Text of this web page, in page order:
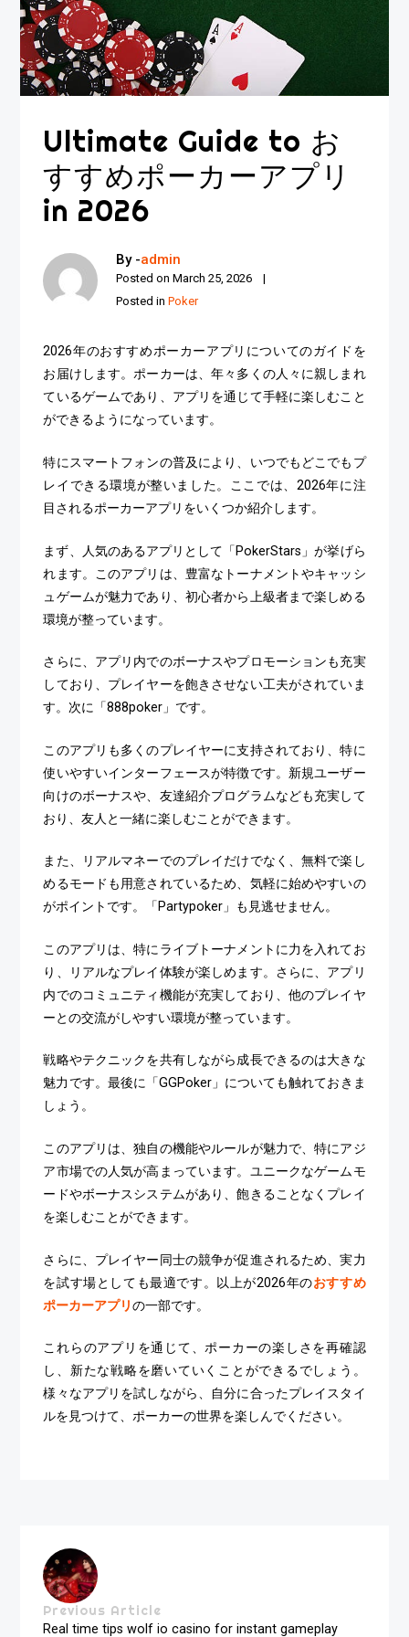
Ultimate Guide to お
すすめポーカーアプリ
in 2026
By -admin
Posted onMarch 25, 2026
Posted inPoker
2026年のおすすめポーカーアプリについてのガイドを
お届けします。ポーカーは、年々多くの人々に親しまれ
ているゲームであり、アプリを通じて手軽に楽しむこと
ができるようになっています。
特にスマートフォンの普及により、いつでもどこでもプ
レイできる環境が整いました。ここでは、2026年に注
目されるポーカーアプリをいくつか紹介します。
まず、人気のあるアプリとして「PokerStars」が挙げら
れます。このアプリは、豊富なトーナメントやキャッシ
ュゲームが魅力であり、初心者から上級者まで楽しめる
環境が整っています。
さらに、アプリ内でのボーナスやプロモーションも充実
しており、プレイヤーを飽きさせない工夫がされていま
す。次に「888poker」です。
このアプリも多くのプレイヤーに支持されており、特に
使いやすいインターフェースが特徴です。新規ユーザー
向けのボーナスや、友達紹介プログラムなども充実して
おり、友人と一緒に楽しむことができます。
また、リアルマネーでのプレイだけでなく、無料で楽し
めるモードも用意されているため、気軽に始めやすいの
がポイントです。「Partypoker」も見逃せません。
このアプリは、特にライブトーナメントに力を入れてお
り、リアルなプレイ体験が楽しめます。さらに、アプリ
内でのコミュニティ機能が充実しており、他のプレイヤ
ーとの交流がしやすい環境が整っています。
戦略やテクニックを共有しながら成長できるのは大きな
魅力です。最後に「GGPoker」についても触れておきま
しょう。
このアプリは、独自の機能やルールが魅力で、特にアジ
ア市場での人気が高まっています。ユニークなゲームモ
ードやボーナスシステムがあり、飽きることなくプレイ
を楽しむことができます。
さらに、プレイヤー同士の競争が促進されるため、実力
を試す場としても最適です。以上が2026年のおすすめ
ポーカーアプリの一部です。
これらのアプリを通じて、ポーカーの楽しさを再確認
し、新たな戦略を磨いていくことができるでしょう。
様々なアプリを試しながら、自分に合ったプレイスタイ
ルを見つけて、ポーカーの世界を楽しんでください。
Previous Article
Real time tips wolf io casino for instant gameplay